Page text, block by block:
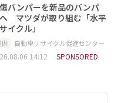
バンパーを新品のバンパ
マツダが取り組む「水平
イクル」
自動車リサイクル促進センター
14:12 SPONSORED